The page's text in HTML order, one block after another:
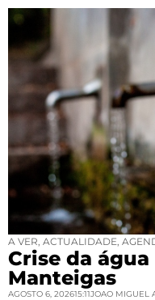
A VER ACTUALIDADE
Crise da
Manteigas
AGOSTO 6, 202615:11JOAO MIGUEL